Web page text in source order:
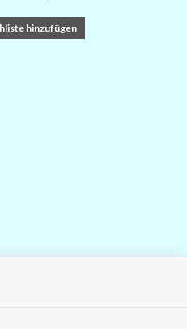
hinzufügen